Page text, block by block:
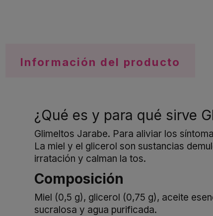
Información del producto
¿Qué es y para qué sirve
Glimeltos Jarabe. Para aliviar los
La miel y el glicerol son sustancias
irratación y calman la tos.
Composición
Miel (0,5 g), glicerol (0,75 g), aceite
sucralosa y agua purificada.